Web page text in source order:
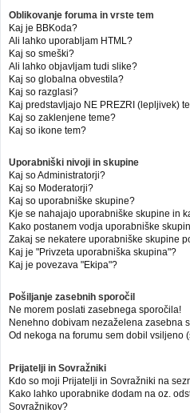
Oblikovanje foruma in vrste tem
Kaj je BBKoda?
Ali lahko uporabljam HTML?
Kaj so smeški?
Ali lahko objavljam tudi slike?
Kaj so globalna obvestila?
Kaj so razglasi?
Kaj predstavljajo NE PREZRI (lepljivek)
Kaj so zaklenjene teme?
Kaj so ikone tem?
Uporabniški nivoji in skupine
Kaj so Administratorji?
Kaj so Moderatorji?
Kaj so uporabniške skupine?
Kje se nahajajo uporabniške skupine in
Kako postanem vodja uporabniške
Zakaj se nekatere uporabniške skupine
Kaj je "Privzeta uporabniška skupina"?
Kaj je povezava "Ekipa"?
Pošiljanje zasebnih sporočil
Ne morem poslati zasebnega sporočila!
Nenehno dobivam nezaželena zasebna
Od nekoga na forumu sem dobil vsiljeno
Prijatelji in Sovražniki
Kdo so moji Prijatelji in Sovražniki na
Kako lahko uporabnike dodam na oz.
Sovražnikov?